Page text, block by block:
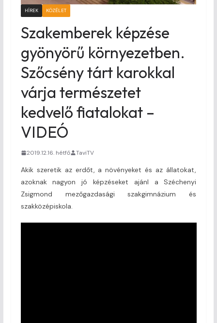
HÍREK KÖZÉLET
Szakemberek képzése
gyönyörű környezetben.
Szőcsény tárt karokkal
várja természetet
kedvelő fiatalokat –
VIDEÓ
2019.12.16. hétfő TaviTV
Akik szeretik az erdőt, a növényeket és az állatokat,
azoknak nagyon jó képzéseket ajánl a Széchenyi
Zsigmond mezőgazdasági szakgimnázium és
szakközépiskola.